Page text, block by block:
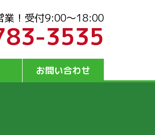
業！受付9:00～18:00
3535
お問い合わせ